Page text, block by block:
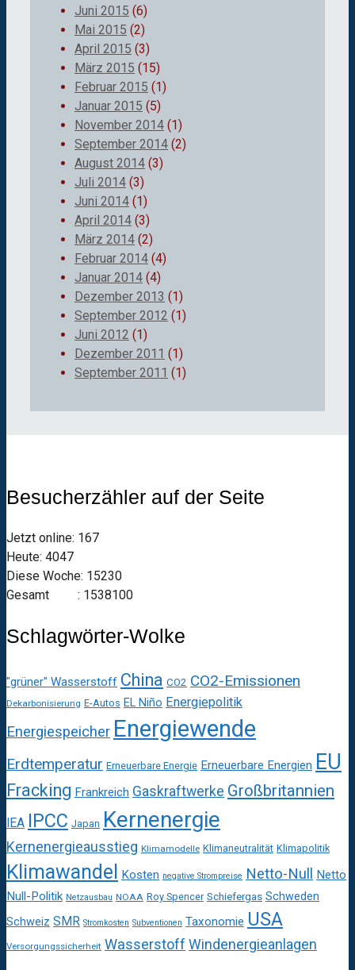
Juni 2015 (6)
Mai 2015 (2)
April 2015 (3)
März 2015 (15)
Februar 2015 (1)
Januar 2015 (5)
November 2014 (1)
September 2014 (2)
August 2014 (3)
Juli 2014 (3)
Juni 2014 (1)
April 2014 (3)
März 2014 (2)
Februar 2014 (4)
Januar 2014 (4)
Dezember 2013 (1)
September 2012 (1)
Juni 2012 (1)
Dezember 2011 (1)
September 2011 (1)
Besucherzähler auf der Seite
Jetzt online: 167
Heute: 4047
Diese Woche: 15230
Gesamt : 1538100
Schlagwörter-Wolke
"grüner" Wasserstoff China CO2 CO2-Emissionen
Dekarbonisierung E-Autos EL Niño Energiepolitik
Energiespeicher Energiewende
Erdtemperatur Erneuerbare Energie Erneuerbare Energien EU
Fracking Frankreich Gaskraftwerke Großbritannien
IEA IPCC Japan Kernenergie
Kernenergieausstieg Klimamodelle Klimaneutralität Klimapolitik
Klimawandel Kosten negative Strompreise Netto-Null Netto
Null-Politik Netzausbau NOAA Roy Spencer Schiefergas Schweden
Schweiz SMR Stromkosten Subventionen Taxonomie USA
Versorgungssicherheit Wasserstoff Windenergieanlagen